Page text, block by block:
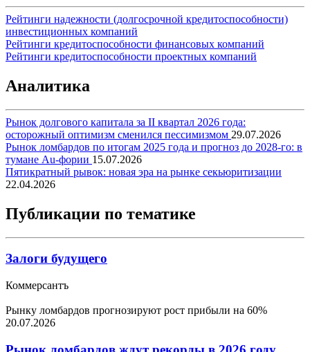
Рейтинги надежности (долгосрочной кредитоспособности)
инвестиционных компаний
Рейтинги кредитоспособности финансовых компаний
Рейтинги кредитоспособности проектных компаний
Аналитика
Рынок долгового капитала за II квартал 2026 года:
осторожный оптимизм сменился пессимизмом 29.07.2026
Рынок ломбардов по итогам 2025 года и прогноз до 2028-го: в
тумане Au-фории 15.07.2026
Пятикратный рывок: новая эра на рынке секьюритизации
22.04.2026
Публикации по тематике
Залоги будущего
Коммерсантъ
Рынку ломбардов прогнозируют рост прибыли на 60%
20.07.2026